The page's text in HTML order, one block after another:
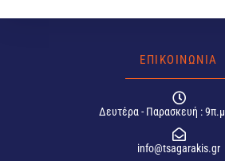
ΕΠΙΚΟΙΝΩΝΙΑ
Δευτέρα - Παρασκευή :
info@tsagarakis.gr